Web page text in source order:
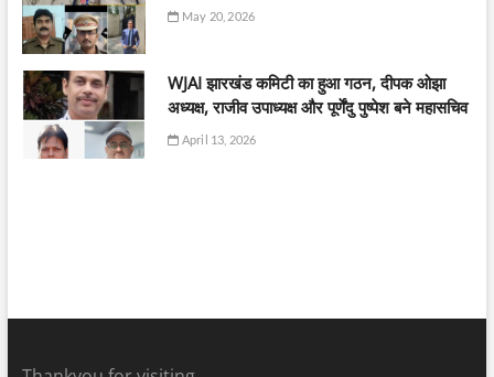
May 20, 2026
WJAI झारखंड कमिटी का हुआ गठन, दीपक ओझा
अध्यक्ष, राजीव उपाध्यक्ष और पूर्णेंदु पुष्पेश बने महासचिव
April 13, 2026